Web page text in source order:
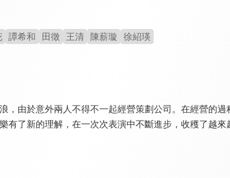
全 36 集
譚希和 田徵 王清 陳薪璇 徐紹瑛
，由於意外兩人不得不一起經營策劃公司。在經營的
有了新的理解，在一次次表演中不斷進步，收穫了越